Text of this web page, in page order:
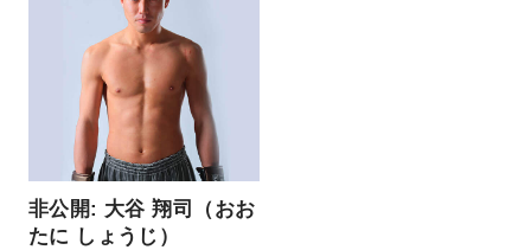
非公開: 大谷 翔司（おお
たに しょうじ）